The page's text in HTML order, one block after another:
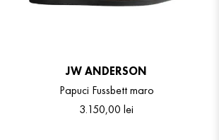
JW ANDERSON
Papuci Fussbett maro
3.150,00 lei